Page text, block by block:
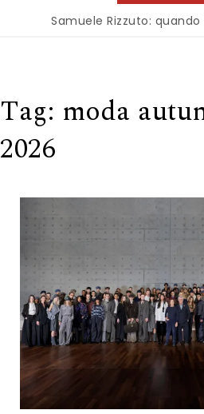
Samuele Rizzuto: quando il
Tag: moda
2026